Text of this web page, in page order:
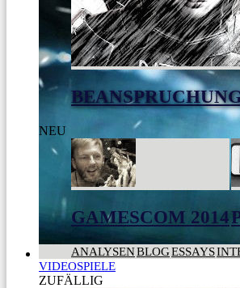
NEU
GAMESCOM 2014
ANALYSENBLOGESSAYS
VIDEOSPIELE
ZUFÄLLIG